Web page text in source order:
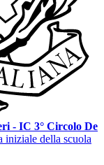
- IC 3° Circolo De
della scuola